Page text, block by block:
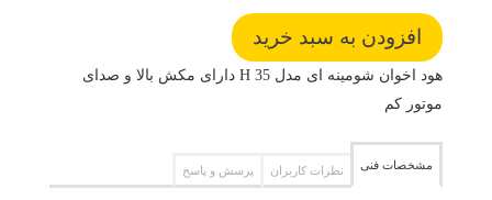
هود اخوان شومینه ای مدل H 35 دارای مکش بالا و صدای
موتور کم
مشخصات فنی نظرات کاربران پرسش و پاسخ